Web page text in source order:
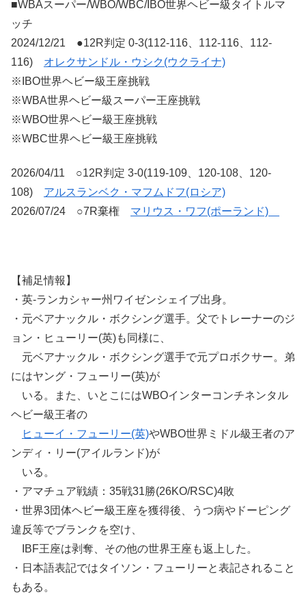
■WBAスーパー/WBO/WBC/IBO世界ヘビー級タイトルマ
ッチ
2024/12/21 ●12R判定 0-3(112-116、112-116、112-
116) オレクサンドル・ウシク(ウクライナ)
※IBO世界ヘビー級王座挑戦
※WBA世界ヘビー級スーパー王座挑戦
※WBO世界ヘビー級王座挑戦
※WBC世界ヘビー級王座挑戦
2026/04/11 ○12R判定 3-0(119-109、120-108、120-
108) アルスランベク・マフムドフ(ロシア)
2026/07/24 ○7R棄権 マリウス・ワフ(ポーランド)
【補足情報】
・英-ランカシャー州ワイゼンシェイブ出身。
・元ベアナックル・ボクシング選手。父でトレーナーのジ
ョン・ヒューリー(英)も同様に、
元ベアナックル・ボクシング選手で元プロボクサー。弟
にはヤング・フューリー(英)が
いる。また、いとこにはWBOインターコンチネンタル
ヘビー級王者の
ヒューイ・フューリー(英)やWBO世界ミドル級王者のア
ンディ・リー(アイルランド)が
いる。
・アマチュア戦績：35戦31勝(26KO/RSC)4敗
・世界3団体ヘビー級王座を獲得後、うつ病やドーピング
違反等でブランクを空け、
IBF王座は剥奪、その他の世界王座も返上した。
・日本語表記ではタイソン・フューリーと表記されること
もある。